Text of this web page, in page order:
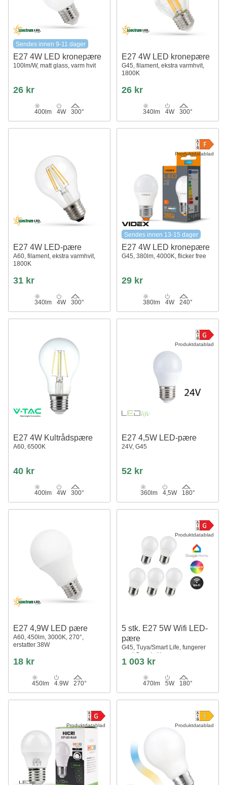
Sendes innen 9-11 dager
E27 4W LED kronepære
100lm/W, matt glass, varm hvit
26 kr
400lm 4W 300°
E27 4W LED kronepære
G45, filament, ekstra varmhvit,
1800K
26 kr
340lm 4W 300°
E27 4W LED-pære
A60, filament, ekstra varmhvit,
1800K
31 kr
340lm 4W 300°
Produktdatablad
Sendes innen 13-15 dager
E27 4W LED kronepære
G45, 380lm, 4000K, flicker free
29 kr
380lm 4W 240°
E27 4W Kultrådspære
A60, 6500K
40 kr
400lm 4W 300°
Produktdatablad
E27 4,5W LED-pære
24V, G45
52 kr
360lm 4,5W 180°
E27 4,9W LED pære
A60, 450lm, 3000K, 270°,
erstatter 38W
18 kr
450lm 4.9W 270°
Produktdatablad
5 stk. E27 5W Wifi LED-
pære
G45, Tuya/Smart Life, fungerer
med Google Home
1 003 kr
470lm 5W 180°
Produktdatablad Produktdatablad